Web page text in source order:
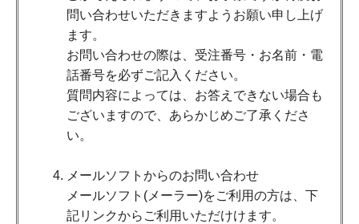
問い合わせいただきますようお願い申し上げ
ます。
お問い合わせの際は、受注番号・お名前・電
話番号を必ずご記入ください。
質問内容によっては、お答えできない場合も
ございますので、あらかじめご了承くださ
い。
メールソフトからのお問い合わせ
メールソフト(メーラー)をご利用の方は、下
記リンクからご利用いただけけます。